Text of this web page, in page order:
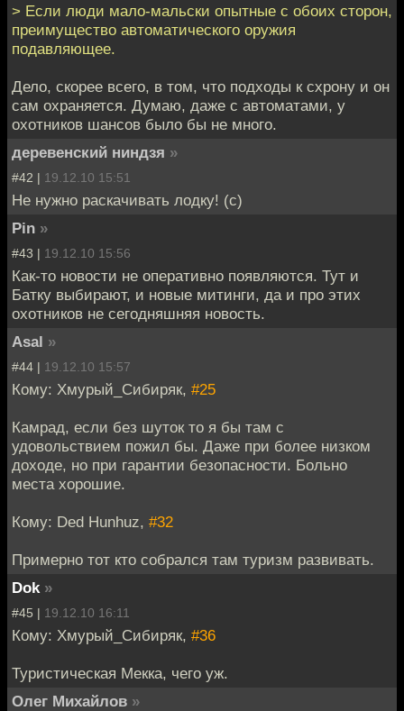
> Если люди мало-мальски опытные с обоих сторон,
преимущество автоматического оружия
подавляющее.
Дело, скорее всего, в том, что подходы к схрону и он
сам охраняется. Думаю, даже с автоматами, у
охотников шансов было бы не много.
деревенский ниндзя »
#42 | 19.12.10 15:51
Не нужно раскачивать лодку! (с)
Pin »
#43 | 19.12.10 15:56
Как-то новости не оперативно появляются. Тут и
Батку выбирают, и новые митинги, да и про этих
охотников не сегодняшняя новость.
Asal »
#44 | 19.12.10 15:57
Кому: Хмурый_Сибиряк, #25
Камрад, если без шуток то я бы там с
удовольствием пожил бы. Даже при более низком
доходе, но при гарантии безопасности. Больно
места хорошие.
Кому: Ded Hunhuz, #32
Примерно тот кто собрался там туризм развивать.
Dok »
#45 | 19.12.10 16:11
Кому: Хмурый_Сибиряк, #36
Туристическая Мекка, чего уж.
Олег Михайлов »